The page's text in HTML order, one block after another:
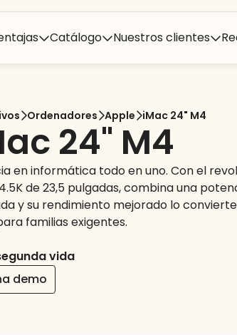
Catálogo Nuestros clientes
Ordenadores Apple iMac 24" M4
24" M4
en informática todo en uno. Con el
de 23,5 pulgadas, combina una
y su rendimiento mejorado lo
familias exigentes.
vida
demo